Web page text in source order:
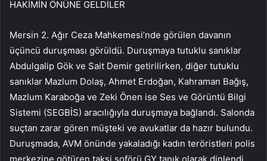
HAKİMİN ÖNÜNE GELDİLER
Mersin 2. Ağır Ceza Mahkemesi’nde görülen davanın
üçüncü duruşması görüldü. Duruşmaya tutuklu sanıklar
Abdulgalip Gök ve Sait Demir getirilirken, diğer tutuklu
sanıklar Mazlum Dolaş, Ahmet Erdoğan, Kahraman Bağış,
Mazlum Karaboğa ve Zeki Önen ise Ses ve Görüntü Bilgi
Sistemi (SEGBİS) aracılığıyla duruşmaya bağlandı. Salonda
suçtan zarar gören müşteki ve avukatlar da hazır bulundu.
Duruşmada, AVM önünde yakaladığı kadın teröristleri polis
merkezine götüren taksi şoförü GY tanık olarak dinlendi.